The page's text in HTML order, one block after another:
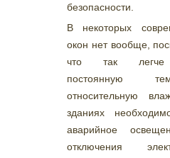
безопасности.
В некоторых
окон нет вообще,
что так легче
постоянную
относительную
зданиях
аварийное
отключения